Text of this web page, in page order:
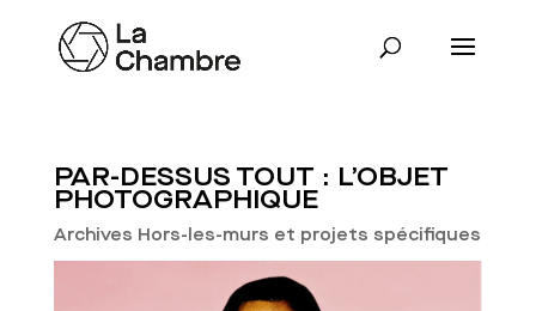
PAR-DESSUS TOUT : L’OBJET
PHOTOGRAPHIQUE
Archives Hors-les-murs et projets spécifiques